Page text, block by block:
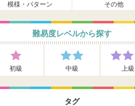
模様・パターン その他
難易度レベルから探す
初級 中級 上級
タグ